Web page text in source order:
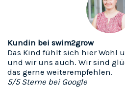
Kundin bei swim2grow
Das Kind fühlt sich hier Wohl
und wir uns auch. Wir sind
das gerne weiterempfehlen.
5/5 Sterne bei Google